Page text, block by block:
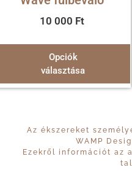
10 000 Ft
Opciók
választása
Az ékszereket
WAMP
Ezekről információt az